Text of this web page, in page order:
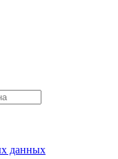
данных